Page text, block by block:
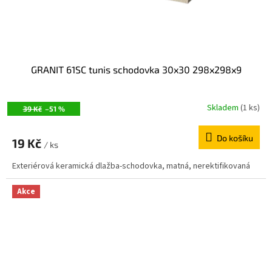
39 Kč –51 %
GRANIT 61SC tunis schodovka 30x30 298x298x9
Skladem (1 ks)
19 Kč / ks
Do košíku
Exteriérová keramická dlažba-schodovka, matná, nerektifikovaná
Akce